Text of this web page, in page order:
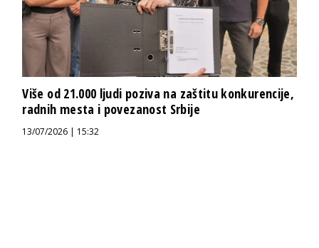
Više od 21.000 ljudi poziva na zaštitu konkurencije,
radnih mesta i povezanost Srbije
13/07/2026 | 15:32